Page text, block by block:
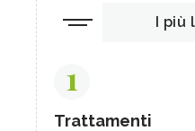
I più
1
Trattamenti